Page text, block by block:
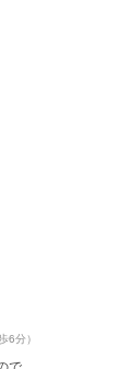
6分）
、